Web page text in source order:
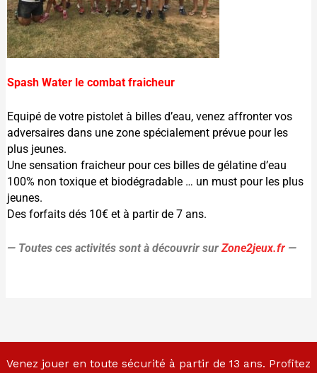
Spash Water le combat fraicheur
Equipé de votre pistolet à billes d’eau, venez affronter vos
adversaires dans une zone spécialement prévue pour les
plus jeunes.
Une sensation fraicheur pour ces billes de gélatine d’eau
100% non toxique et biodégradable … un must pour les plus
jeunes.
Des forfaits dés 10€ et à partir de 7 ans.
— Toutes ces activités sont à découvrir surZone2jeux.fr —
Venez jouer en toute sécurité à partir de 13 ans. Profitez